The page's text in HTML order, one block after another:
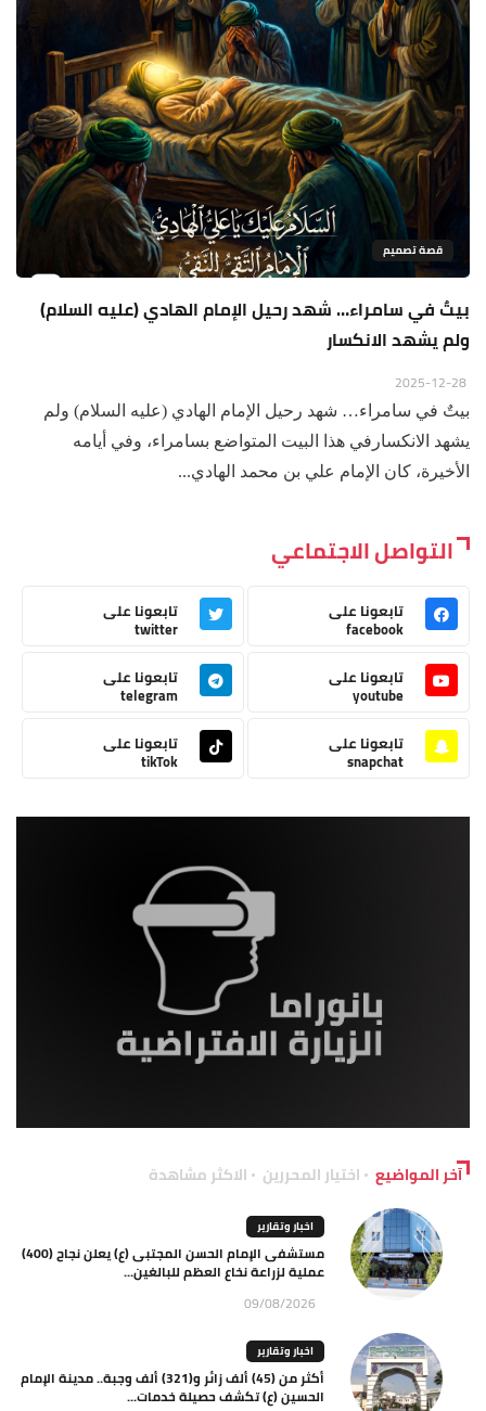
قصة تصميم
بيتٌ في سامراء… شهد رحيل الإمام الهادي (عليه السلام)
ولم يشهد الانكسار
بيتٌ في سامراء… شهد رحيل الإمام الهادي (عليه السلام) ولم
يشهد الانكسارفي هذا البيت المتواضع بسامراء، وفي أيامه
الأخيرة، كان الإمام علي بن محمد الهادي...
التواصل الاجتماعي
تابعونا على
facebook
تابعونا على
twitter
تابعونا على
youtube
تابعونا على
telegram
تابعونا على
snapchat
تابعونا على
tikTok
آخر المواضيع اختيار المحررين الاكثر مشاهدة
اخبار وتقارير
مستشفى الإمام الحسن المجتبى (ع) يعلن نجاح (400)
عملية لزراعة نخاع العظم للبالغين...
09/08/2026
اخبار وتقارير
أكثر من (45) ألف زائر و(321) ألف وجبة.. مدينة الإمام
الحسين (ع) تكشف حصيلة خدمات...